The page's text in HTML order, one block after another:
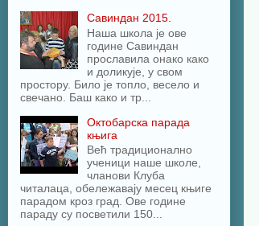
Савиндан 2015.
Наша школа је ове
године Савиндан
прославила онако како
и доликује, у свом
простору. Било је топло, весело и
свечано. Баш како и тр...
Октобарска парада
књига
Већ традиционално
ученици наше школе,
чланови Клуба
читалаца, обележавају месец књиге
парадом кроз град. Ове године
параду су посветили 150...